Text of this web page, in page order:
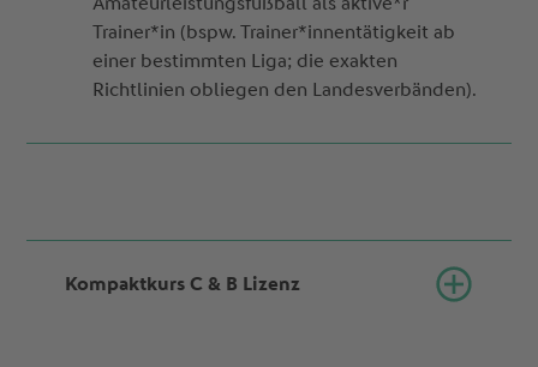
Trainer*in (bspw. Trainer*innentätigkeit ab
einer bestimmten Liga; die exakten
Richtlinien obliegen den Landesverbänden).
Kompaktkurs C & B Lizenz